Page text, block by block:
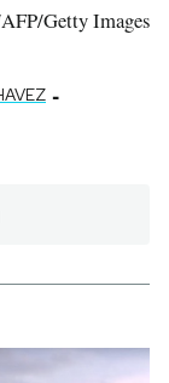
Getty Images
-